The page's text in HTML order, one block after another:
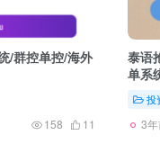
/群控单控/海外
158 11
泰语
单系
投
3